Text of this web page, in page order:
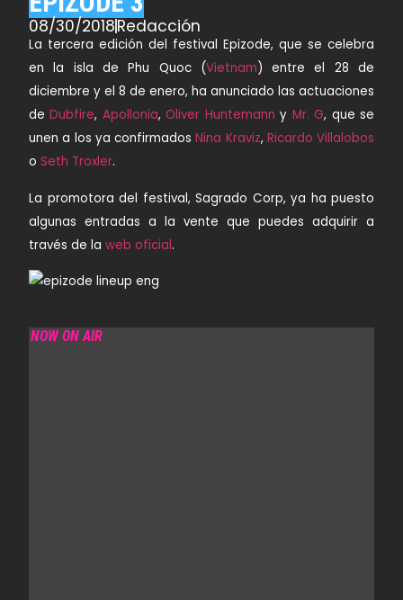
08/30/2018Redacción
La tercera edición del festival Epizode, que se celebra
en la isla dePhu Quoc(Vietnam) entre el 28 de
diciembre y el 8 de enero, ha anunciado las actuaciones
deDubfire, Apollonia,Oliver Huntemann y Mr. G, que se
unen a los ya confirmadosNina Kraviz, Ricardo Villalobos
o Seth Troxler.
La promotora del festival, Sagrado Corp, ya ha puesto
algunas entradas a la vente que puedes adquirir a
través de la web oficial.
NOW ON AIR